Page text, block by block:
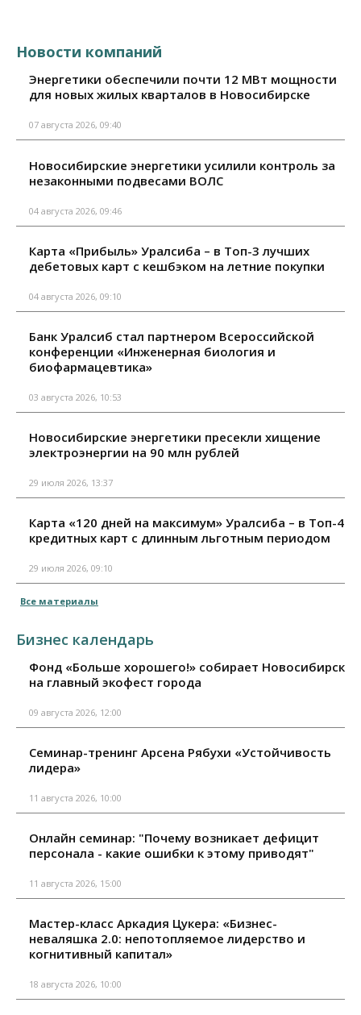
Новости компаний
Энергетики обеспечили почти 12 МВт мощности
для новых жилых кварталов в Новосибирске
07 августа 2026, 09:40
Новосибирские энергетики усилили контроль за
незаконными подвесами ВОЛС
04 августа 2026, 09:46
Карта «Прибыль» Уралсиба – в Топ-3 лучших
дебетовых карт с кешбэком на летние покупки
04 августа 2026, 09:10
Банк Уралсиб стал партнером Всероссийской
конференции «Инженерная биология и
биофармацевтика»
03 августа 2026, 10:53
Новосибирские энергетики пресекли хищение
электроэнергии на 90 млн рублей
29 июля 2026, 13:37
Карта «120 дней на максимум» Уралсиба – в Топ-4
кредитных карт с длинным льготным периодом
29 июля 2026, 09:10
Все материалы
Бизнес календарь
Фонд «Больше хорошего!» собирает Новосибирск
на главный экофест города
09 августа 2026, 12:00
Семинар-тренинг Арсена Рябухи «Устойчивость
лидера»
11 августа 2026, 10:00
Онлайн семинар: "Почему возникает дефицит
персонала - какие ошибки к этому приводят"
11 августа 2026, 15:00
Мастер-класс Аркадия Цукера: «Бизнес-
неваляшка 2.0: непотопляемое лидерство и
когнитивный капитал»
18 августа 2026, 10:00